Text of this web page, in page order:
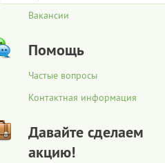
Вакансии
Помощь
Частые вопросы
Контактная информация
Давайте сделаем
акцию!